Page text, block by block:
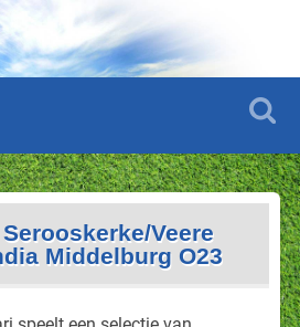
Veere
Middelburg O23